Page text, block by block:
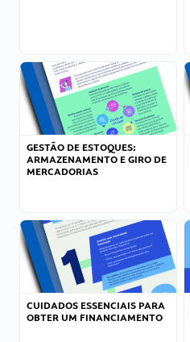
GESTÃO DE ESTOQUES:
ARMAZENAMENTO E GIRO DE
MERCADORIAS
CUIDADOS ESSENCIAIS PARA
OBTER UM FINANCIAMENTO